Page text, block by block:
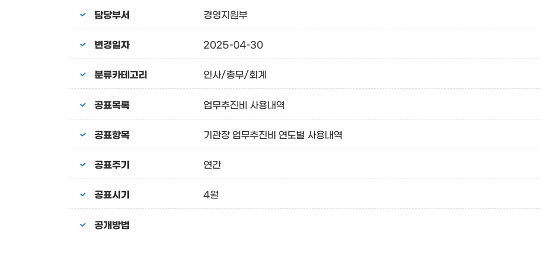
담당부서 경영지원부
변경일자 2025-04-30
분류카테고리 인사/총무/회계
공표목록 업무추진비 사용내역
공표항목 기관장 업무추진비 연도별 사용내역
공표주기 연간
공표시기 4월
공개방법